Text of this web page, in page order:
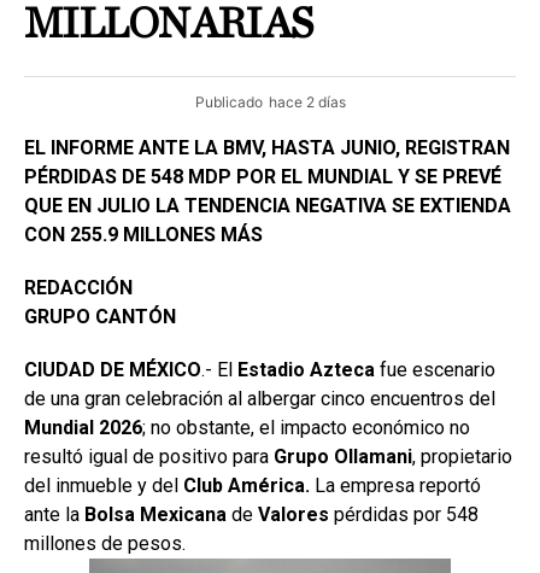
MILLONARIAS
Publicado hace 2 días
EL INFORME ANTE LA BMV, HASTA JUNIO, REGISTRAN
PÉRDIDAS DE 548 MDP POR EL MUNDIAL Y SE PREVÉ
QUE EN JULIO LA TENDENCIA NEGATIVA SE EXTIENDA
CON 255.9 MILLONES MÁS
REDACCIÓN
GRUPO CANTÓN
CIUDAD DE MÉXICO.- El Estadio Azteca fue escenario
de una gran celebración al albergar cinco encuentros del
Mundial 2026; no obstante, el impacto económico no
resultó igual de positivo para Grupo Ollamani, propietario
del inmueble y del Club América. La empresa reportó
ante la Bolsa Mexicana de Valores pérdidas por 548
millones de pesos.